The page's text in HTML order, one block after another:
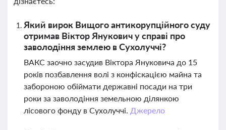
Який вирок Вищого антикорупційного суду
отримав Віктор Янукович у справі про
заволодіння землею в Сухолуччі?
ВАКС заочно засудив Віктора Януковича до 15
років позбавлення волі з конфіскацією майна та
забороною обіймати державні посади на три
роки за заволодіння земельною ділянкою
лісового фонду в Сухолуччі. Джерело